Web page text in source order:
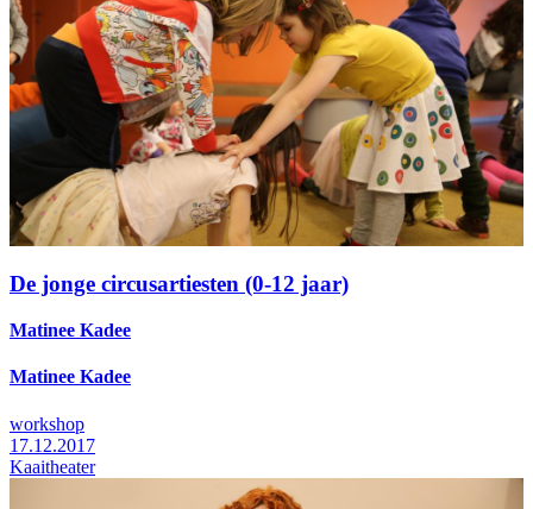
De jonge circusartiesten (0-12 jaar)
Matinee Kadee
Matinee Kadee
workshop
17.12.2017
Kaaitheater